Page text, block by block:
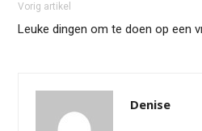
Vorig artikel
Leuke dingen om te doen op een
Denise